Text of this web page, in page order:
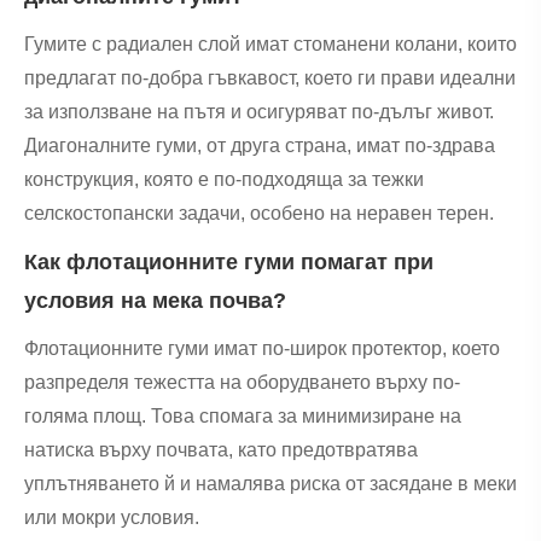
Гумите с радиален слой имат стоманени колани, които
предлагат по-добра гъвкавост, което ги прави идеални
за използване на пътя и осигуряват по-дълъг живот.
Диагоналните гуми, от друга страна, имат по-здрава
конструкция, която е по-подходяща за тежки
селскостопански задачи, особено на неравен терен.
Как флотационните гуми помагат при
условия на мека почва?
Флотационните гуми имат по-широк протектор, което
разпределя тежестта на оборудването върху по-
голяма площ. Това спомага за минимизиране на
натиска върху почвата, като предотвратява
уплътняването й и намалява риска от засядане в меки
или мокри условия.